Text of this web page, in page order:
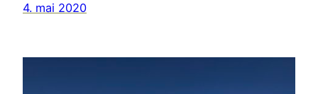
4. mai 2020